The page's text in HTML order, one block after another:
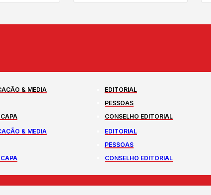
& MEDIA EDITORIAL
PESSOAS
CONSELHO EDITORIAL
& MEDIA EDITORIAL
PESSOAS
CONSELHO EDITORIAL